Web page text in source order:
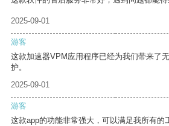
2025-09-01
游客
这款加速器VPM应用程序已经为我们带来了
护。
2025-09-01
游客
这款app的功能非常强大，可以满足我所有的